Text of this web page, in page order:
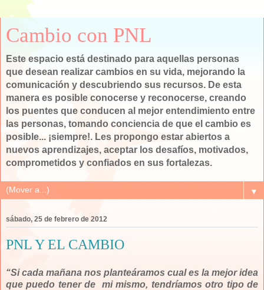
Cambio con PNL
Este espacio está destinado para aquellas personas
que desean realizar cambios en su vida, mejorando la
comunicación y descubriendo sus recursos. De esta
manera es posible conocerse y reconocerse, creando
los puentes que conducen al mejor entendimiento entre
las personas, tomando conciencia de que el cambio es
posible... ¡siempre!. Les propongo estar abiertos a
nuevos aprendizajes, aceptar los desafíos, motivados,
comprometidos y confiados en sus fortalezas.
▼
sábado, 25 de febrero de 2012
PNL Y EL CAMBIO
“Si cada mañana nos planteáramos cual es la mejor idea
que puedo tener de
mi mismo, tendríamos otro tipo de